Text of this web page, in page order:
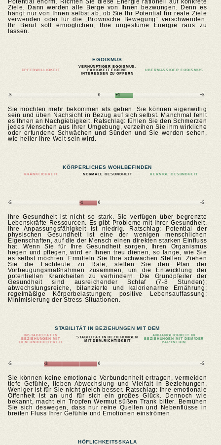
Potential enorm. Richten Sie diese Energie rationell auf konkrete
Ziele. Dann werden alle Berge von Ihnen bezwungen. Denn es
hängt nur von Ihnen selbst ab, ob Sie Ihr Potential für reale Ziele
verwenden oder für die „Brownsche Bewegung“ verschwenden.
Ihr Beruf soll ermöglichen, Ihre ungestüme Energie raus zu
lassen.
EGOISMUS
OPFERWILLIGKEIT
VERNÜNFTIGER EGOISMUS,
FÄHIGKEIT EIGENE
INTERESSEN ZU OPFERN
ÜBERMÄSSIGER EGOISMUS
-5 0 +1 +5
Sie möchten mehr bekommen als geben. Sie können eigenwillig
sein und üben Nachsicht in Bezug auf sich selbst. Manchmal fehlt
es Ihnen an Nachgiebigkeit. Ratschlag: fühlen Sie den Schmerzen
jedes Menschen aus Ihrer Umgebung, verzeihen Sie ihm wirkliche
oder erfundene Schwächen und Sünden und Sie werden sehen,
wie heller Ihre Welt sein wird.
KÖRPERLICHES WOHLBEFINDEN
KRÄNKLICHKEIT NORMALE GESUNDHEIT KERNIGE GESUNDHEIT
-5 -1 0 +5
Ihre Gesundheit ist nicht so stark. Sie verfügen über begrenzte
Lebenskräfte-Ressourcen. Es gibt Probleme mit Ihrer Gesundheit.
Ihre Anpassungsfähigkeit ist niedrig. Ratschlag: Potential der
physischen Gesundheit ist eine der wenigen menschlichen
Eigenschaften, auf die der Mensch einen direkten starken Einfluss
hat. Wenn Sie für Ihre Gesundheit sorgen, Ihren Organismus
hegen und pflegen, wird er Ihnen treu dienen, so lange, wie Sie
es selbst möchten. Ermitteln Sie Ihre schwachen Stellen. Ziehen
Sie die Fachleute zu Rate, stellen Sie den Plan der
Vorbeugungsmaßnahmen zusammen, um die Entwicklung der
potentiellen Krankheiten zu verhindern. Die Grundpfeiler der
Gesundheit sind ausreichender Schlaf (7-8 Stunden);
abwechslungsreiche, bilanzierte und kalorienarme Ernährung;
regelmäßige Körperbelastungen; positive Lebensauffassung;
Minimisierung der Stress-Situationen.
STABILITÄT IN BEZIEHUNGEN MIT DEM
INSTABILITÄT IN
BEZIEHUNGEN MIT
DEM.UNRICHTIGKEIT
STABILITÄT IN BEZIEHUNGEN
MIT DEM.RICHTIGKEIT
ANHÄNGLICHKEIT IN
BEZIEHUNGEN MIT DEM/DER
PARTNERIN
-5 -3 0 +5
Sie können keine emotionale Verbundenheit ertragen, vermeiden
tiefe Gefühle, lieben Abwechslung und Vielfalt in Beziehungen.
Weniger ist für Sie nicht gleich besser. Ratschlag: Ihre emotionale
Offenheit ist an und für sich ein großes Glück. Dennoch wie
bekannt, macht ein Tropfen Wermut süßen Trank bitter. Bemühen
Sie sich deswegen, dass nur reine Quellen und Nebenflüsse in
breiten Fluss Ihrer Gefühle und Emotionen einströmen.
HÖFLICHKEITSSKALA